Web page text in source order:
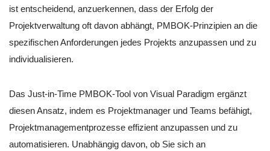
ist entscheidend, anzuerkennen, dass der Erfolg der
Projektverwaltung oft davon abhängt, PMBOK-Prinzipien an die
spezifischen Anforderungen jedes Projekts anzupassen und zu
individualisieren.
Das Just-in-Time PMBOK-Tool von Visual Paradigm ergänzt
diesen Ansatz, indem es Projektmanager und Teams befähigt,
Projektmanagementprozesse effizient anzupassen und zu
automatisieren. Unabhängig davon, ob Sie sich an